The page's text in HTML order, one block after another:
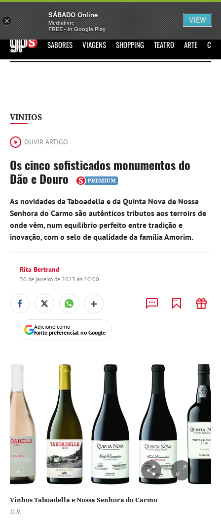
Sábado Assine Iniciar Sessão
GPS SABORES VIAGENS SHOPPING TEATRO ARTE
VINHOS
OUVIR ARTIGO
Os cinco sofisticados monumentos do
Dão e Douro
As novidades da Taboadella e da Quinta Nova de Nossa
Senhora do Carmo são autênticos tributos aos terroirs de
onde vêm, num equilíbrio perfeito entre tradição e
inovação, com o selo de qualidade da família Amorim.
Rita Bertrand
30 de janeiro de 2023 às 20:00
+
Adicione como
fonte preferencial no Google
Vinhos Taboadella e Nossa Senhora do Carmo
D.R.
×
SÁBADO Online
Medialivre
FREE - In Google Play
VIEW